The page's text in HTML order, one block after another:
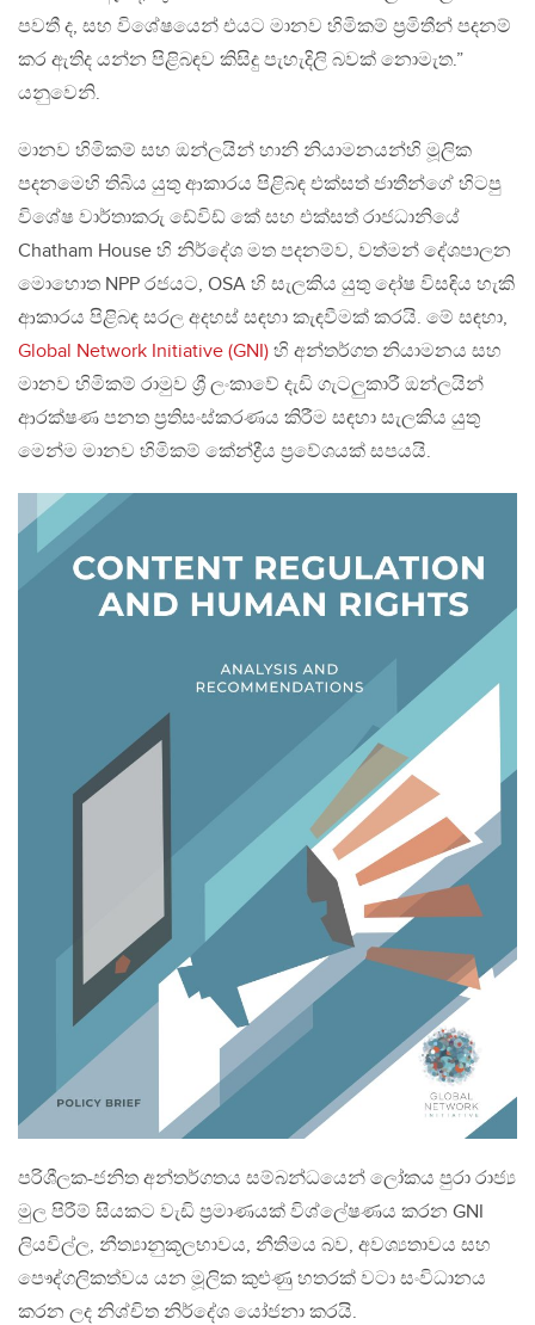
පවතී ද, සහ විශේෂයෙන් එයට මානව හිමිකම් ප්‍රමිතීන් පදනම්
කර ඇතිද යන්න පිළිබඳව කිසිදු පැහැදිලි බවක් නොමැත.”
යනුවෙනි.
මානව හිමිකම් සහ ඔන්ලයින් හානි නියාමනයන්හි මූලික
පදනමෙහි තිබිය යුතු ආකාරය පිළිබඳ එක්සත් ජාතීන්ගේ හිටපු
විශේෂ වාර්තාකරු ඩේවිඩ් කේ සහ එක්සත් රාජධානියේ
Chatham House හි නිර්දේශ මත පදනම්ව, වත්මන් දේශපාලන
මොහොත NPP රජයට, OSA හි සැලකිය යුතු දෝෂ විසඳිය හැකි
ආකාරය පිළිබඳ සරල අදහස් සඳහා කැඳවීමක් කරයි. මේ සඳහා,
Global Network Initiative (GNI) හි අන්තර්ගත නියාමනය සහ
මානව හිමිකම් රාමුව ශ්‍රී ලංකාවේ දැඩි ගැටලුකාරී ඔන්ලයින්
ආරක්ෂණ පනත ප්‍රතිසංස්කරණය කිරීම සඳහා සැලකිය යුතු
මෙන්ම මානව හිමිකම් කේන්ද්‍රීය ප්‍රවේශයක් සපයයි.
පරිශීලක-ජනිත අන්තර්ගතය සම්බන්ධයෙන් ලෝකය පුරා රාජ්‍ය
මුල පිරීම් සියකට වැඩි ප්‍රමාණයක් විශ්ලේෂණය කරන GNI
ලියවිල්ල, නීත්‍යානුකූලභාවය, නීතිමය බව, අවශ්‍යතාවය සහ
පෞද්ගලිකත්වය යන මූලික කුළුණු හතරක් වටා සංවිධානය
කරන ලද නිශ්චිත නිර්දේශ යෝජනා කරයි.